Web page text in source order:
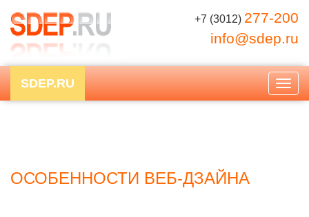
+7 (3012) 277-200
info@sdep.ru
SDEP.RU
ОСОБЕННОСТИ ВЕБ-ДЗАЙНА